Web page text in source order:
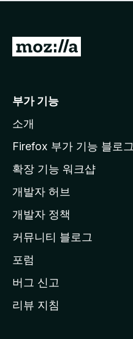
점
습
니
M
l
a
페
이
지
이
동
부가 기능
소개
Firefox 부가 기능 블로그
확장 기능 워크샵
개발자 허브
개발자 정책
커뮤니티 블로그
포럼
버그 신고
리뷰 지침